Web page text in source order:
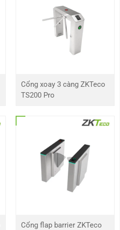
Cổng xoay 3 càng ZKTeco
TS200 Pro
Cổng flap barrier ZKTeco